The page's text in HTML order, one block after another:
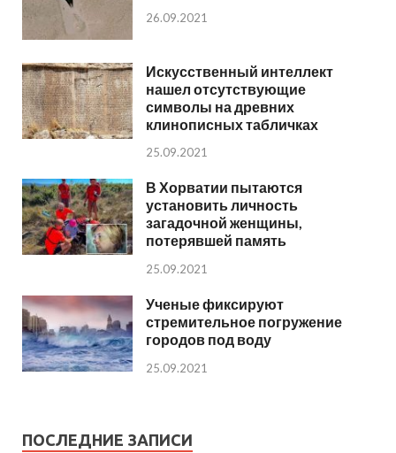
26.09.2021
Искусственный интеллект
нашел отсутствующие
символы на древних
клинописных табличках
25.09.2021
В Хорватии пытаются
установить личность
загадочной женщины,
потерявшей память
25.09.2021
Ученые фиксируют
стремительное погружение
городов под воду
25.09.2021
ПОСЛЕДНИЕ ЗАПИСИ